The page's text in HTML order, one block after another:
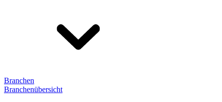
Branchen
Branchenübersicht